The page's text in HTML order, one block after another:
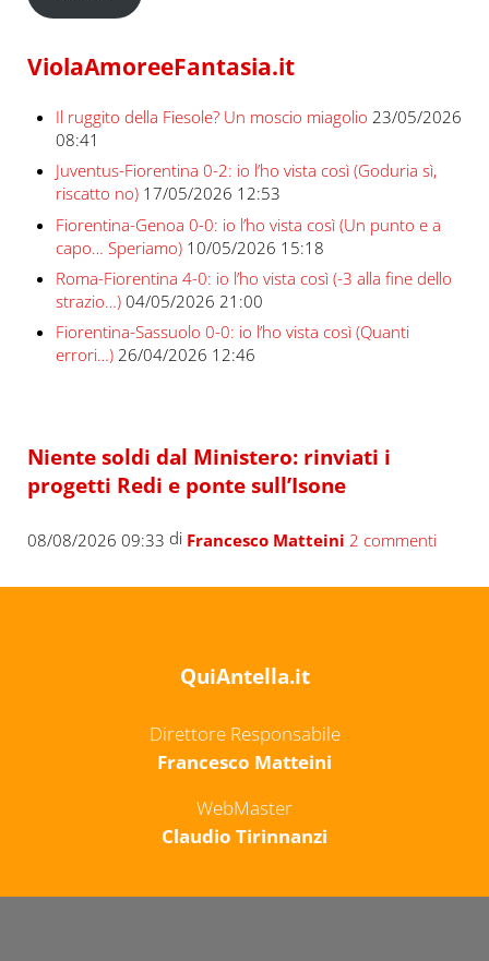
ViolaAmoreeFantasia.it
Il ruggito della Fiesole? Un moscio miagolio 23/05/2026
08:41
Juventus-Fiorentina 0-2: io l’ho vista così (Goduria sì,
riscatto no) 17/05/2026 12:53
Fiorentina-Genoa 0-0: io l’ho vista così (Un punto e a
capo… Speriamo) 10/05/2026 15:18
Roma-Fiorentina 4-0: io l’ho vista così (-3 alla fine dello
strazio…) 04/05/2026 21:00
Fiorentina-Sassuolo 0-0: io l’ho vista così (Quanti
errori…) 26/04/2026 12:46
Niente soldi dal Ministero: rinviati i
progetti Redi e ponte sull’Isone
08/08/2026 09:33 di Francesco Matteini 2 commenti
QuiAntella.it
Direttore Responsabile
Francesco Matteini
WebMaster
Claudio Tirinnanzi